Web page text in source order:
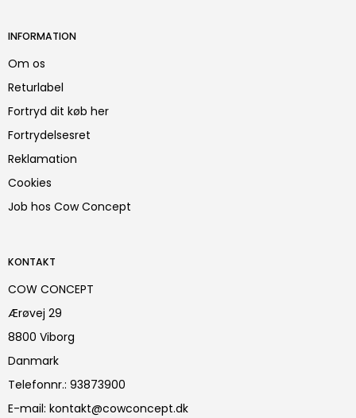
INFORMATION
Om os
Returlabel
Fortryd dit køb her
Fortrydelsesret
Reklamation
Cookies
Job hos Cow Concept
KONTAKT
COW CONCEPT
Ærøvej 29
8800 Viborg
Danmark
Telefonnr.: 93873900
E-mail: kontakt@cowconcept.dk